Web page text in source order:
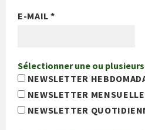
E-MAIL*
Sélectionner une ou
NEWSLETTER
NEWSLETTER MENSUELLE
NEWSLETTER